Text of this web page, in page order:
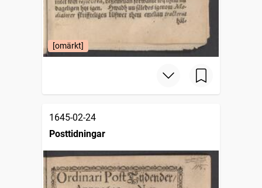
[omärkt]
1645-02-24
Posttidningar